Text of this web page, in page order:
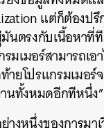
แต่ก็ต้องป
นตรงกับเนื้อหาที่
มเมอร์สามารถเ
ายโปรแกรมเมอ
นทั้งหมดอีกทีหนึ่ง”